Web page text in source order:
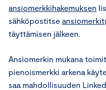
ansiomerkkihakemuksen
sähköpostitse
täyttämisen jälkeen.
Ansiomerkin mukana
pienoismerkki arkena
saa mahdollisuuden